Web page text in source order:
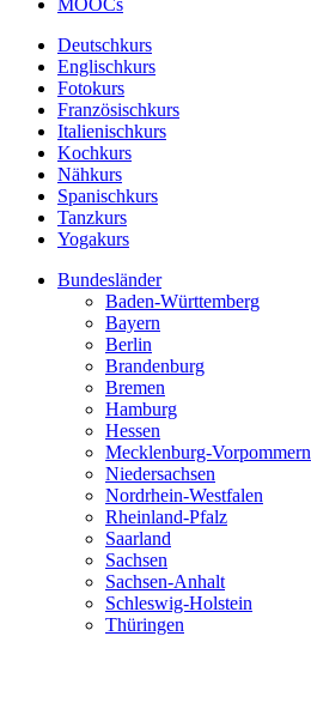
Deutschkurs
Englischkurs
Fotokurs
Französischkurs
Italienischkurs
Kochkurs
Nähkurs
Spanischkurs
Tanzkurs
Yogakurs
Bundesländer
Baden-Württemberg
Bayern
Berlin
Brandenburg
Bremen
Hamburg
Hessen
Mecklenburg-Vorpommern
Niedersachsen
Nordrhein-Westfalen
Rheinland-Pfalz
Saarland
Sachsen
Sachsen-Anhalt
Schleswig-Holstein
Thüringen